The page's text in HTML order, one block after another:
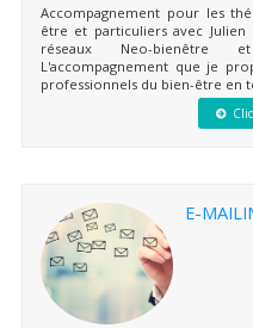
Accompagnement pour les
être et particuliers avec
réseaux Neo-bienêtre
L'accompagnement que je
professionnels du bien-être en
E-